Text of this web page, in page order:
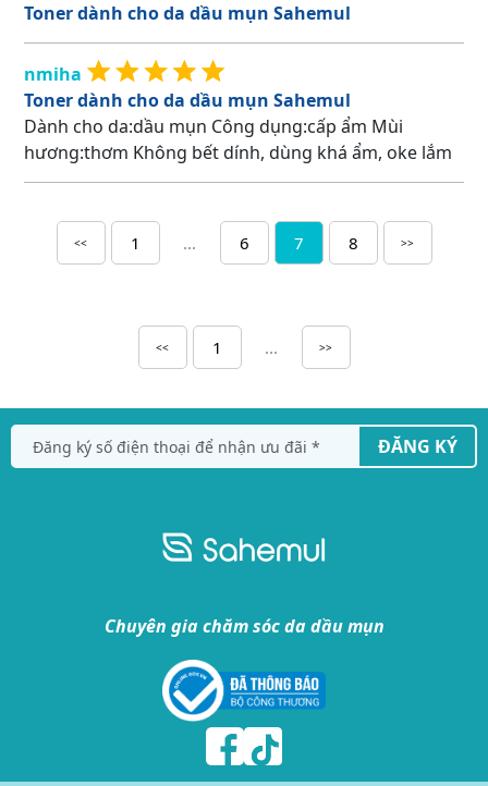
Toner dành cho da dầu mụn Sahemul
nmiha
Toner dành cho da dầu mụn Sahemul
Dành cho da:dầu mụn Công dụng:cấp ẩm Mùi
hương:thơm Không bết dính, dùng khá ẩm, oke lắm
<< 1 ... 6 7 8 >>
<< 1 ... >>
ĐĂNG KÝ
Chuyên gia chăm sóc da dầu mụn